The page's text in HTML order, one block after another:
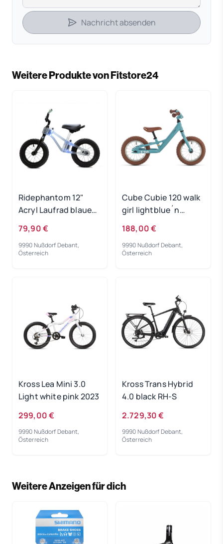
Nachricht absenden
Weitere Produkte von Fitstore24
Ridephantom 12"
Acryl Laufrad blaues
79,90 €
9990 Nußdorf Debant,
Österreich
Cube Cubie 120 walk
girl lightblue´n
188,00 €
9990 Nußdorf Debant,
Österreich
Kross Lea Mini 3.0
Light white pink 2023
299,00 €
9990 Nußdorf Debant,
Österreich
Kross Trans Hybrid
4.0 black RH-S
2.729,30 €
9990 Nußdorf Debant,
Österreich
Weitere Anzeigen für dich